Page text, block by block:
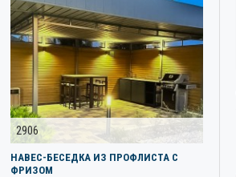
2906
НАВЕС-БЕСЕДКА ИЗ ПРОФЛИСТА С
ФРИЗОМ